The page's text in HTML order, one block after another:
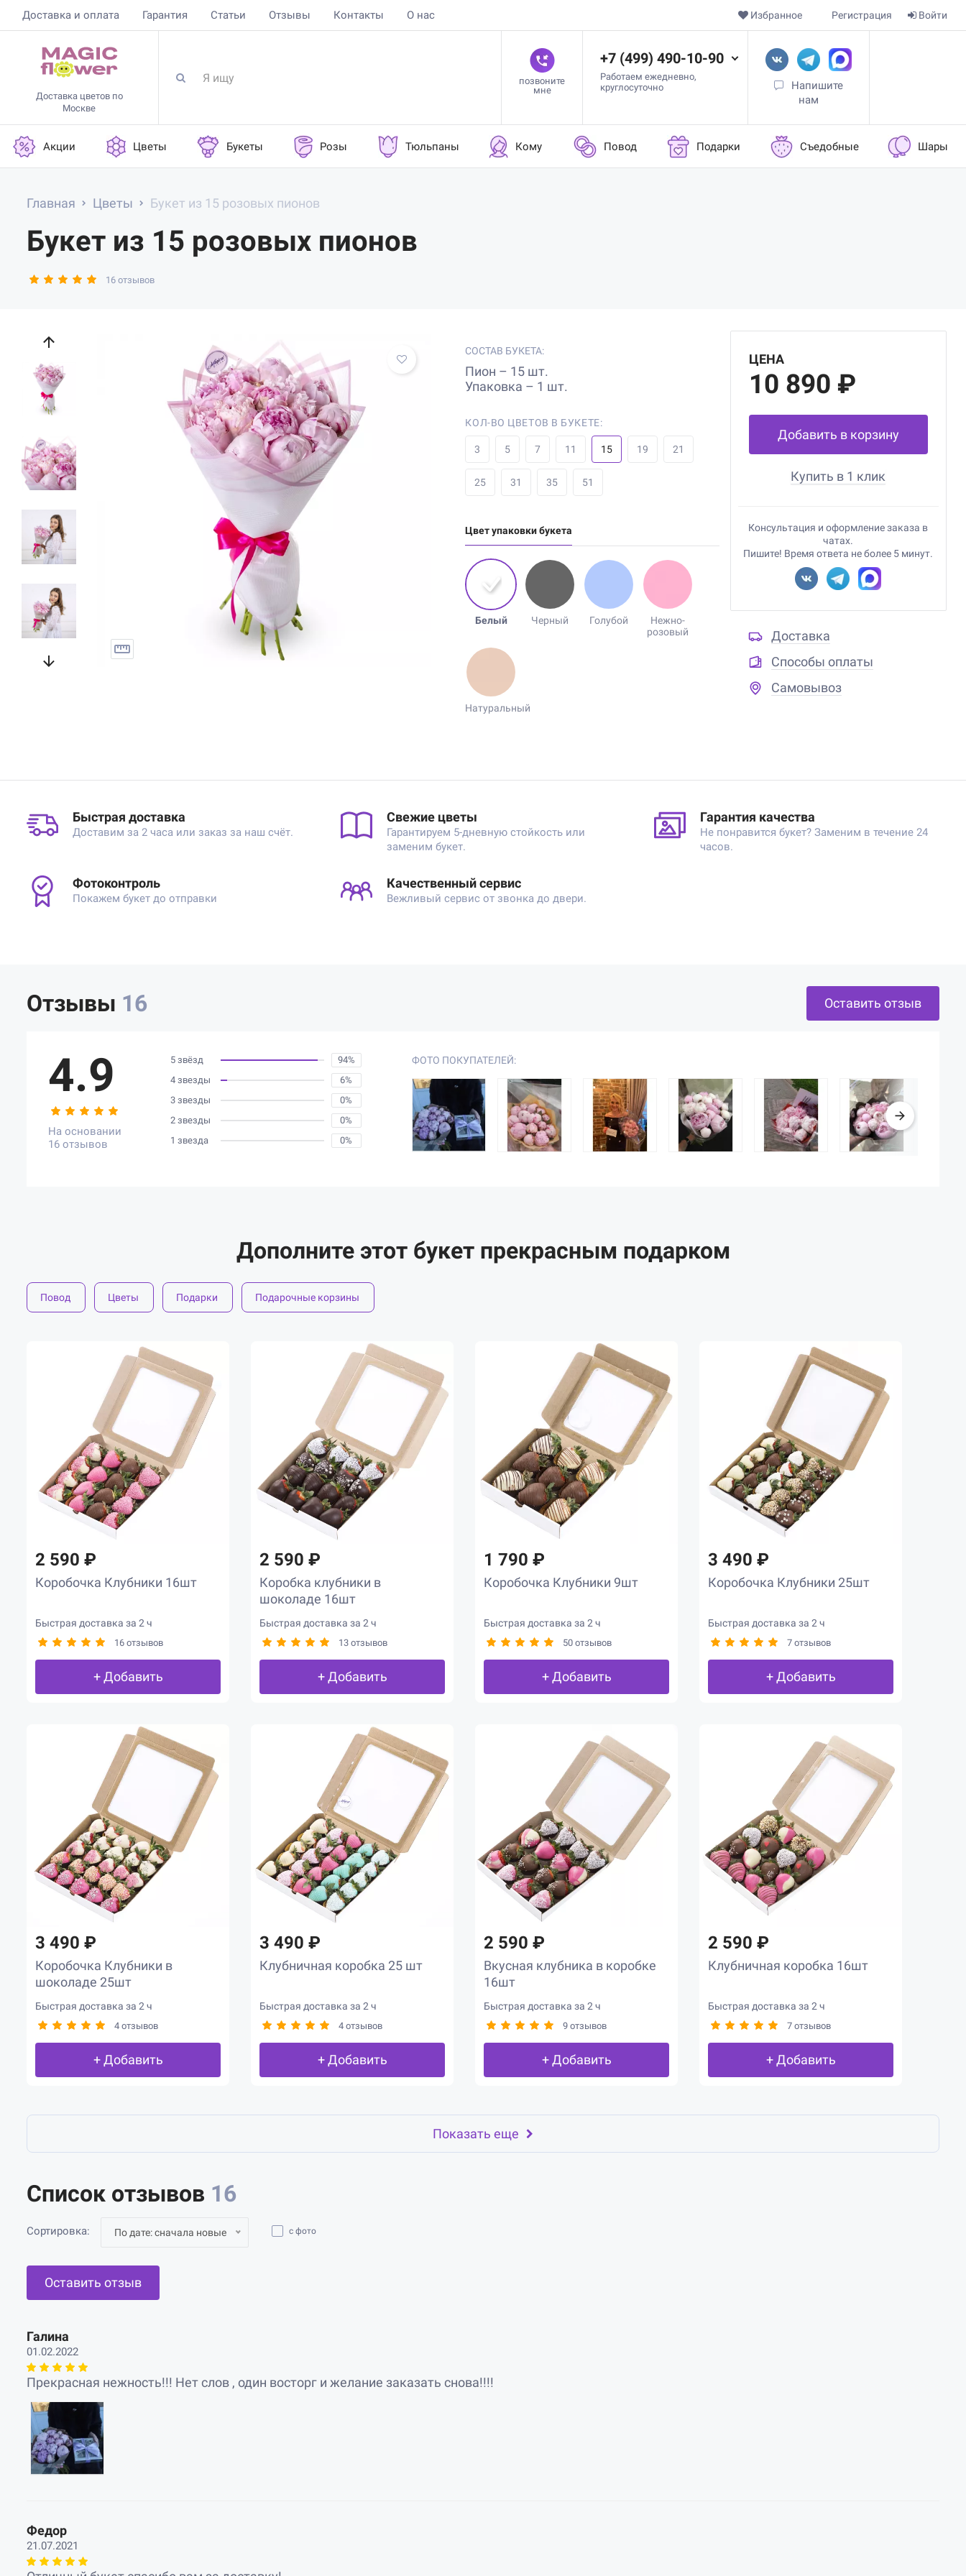
Доставка и оплата Гарантия Статьи Отзывы Контакты О нас Войти
Регистрация
Избранное
Доставка цветов по
Москве
позвоните
мне
+7 (499) 490-10-90
Работаем ежедневно,
круглосуточно
Напишите
нам
Акции Цветы Букеты Розы Тюльпаны Кому Повод Подарки Съедобные Шары
Главная Цветы Букет из 15 розовых пионов
Букет из 15 розовых пионов
16 отзывов
СОСТАВ БУКЕТА:
Пион – 15 шт.
Упаковка – 1 шт.
КОЛ-ВО ЦВЕТОВ В БУКЕТЕ:
3 5 7 11 15 19 21
25 31 35 51
Цвет упаковки букета
Белый Черный Голубой
Нежно-
розовый
Натуральный
ЦЕНА
10 890 ₽
Добавить в корзину
Купить в 1 клик
Консультация и оформление заказа в
чатах.
Пишите! Время ответа не более 5 минут.
Доставка
Способы оплаты
Самовывоз
Быстрая доставка
Доставим за 2 часа или заказ за наш счёт.
Свежие цветы
Гарантируем 5-дневную стойкость или
заменим букет.
Гарантия качества
Не понравится букет? Заменим в течение 24
часов.
Фотоконтроль
Покажем букет до отправки
Качественный сервис
Вежливый сервис от звонка до двери.
Отзывы 16 Оставить отзыв
4.9
На основании
16 отзывов
5 звёзд
94%
4 звезды
6%
3 звезды
0%
2 звезды
0%
1 звезда
0%
ФОТО ПОКУПАТЕЛЕЙ:
Дополните этот букет прекрасным подарком
Повод Цветы Подарки Подарочные корзины
2 590 ₽
Коробочка Клубники 16шт
Быстрая доставка за 2 ч
16 отзывов
+ Добавить
2 590 ₽
Коробка клубники в
шоколаде 16шт
Быстрая доставка за 2 ч
13 отзывов
+ Добавить
1 790 ₽
Коробочка Клубники 9шт
Быстрая доставка за 2 ч
50 отзывов
+ Добавить
3 490 ₽
Коробочка Клубники 25шт
Быстрая доставка за 2 ч
7 отзывов
+ Добавить
3 490 ₽
Коробочка Клубники в
шоколаде 25шт
Быстрая доставка за 2 ч
4 отзывов
+ Добавить
3 490 ₽
Клубничная коробка 25 шт
Быстрая доставка за 2 ч
4 отзывов
+ Добавить
2 590 ₽
Вкусная клубника в коробке
16шт
Быстрая доставка за 2 ч
9 отзывов
+ Добавить
2 590 ₽
Клубничная коробка 16шт
Быстрая доставка за 2 ч
7 отзывов
+ Добавить
Показать еще
Список отзывов 16
Сортировка: По дате: сначала новые с фото
Оставить отзыв
Галина
01.02.2022
Прекрасная нежность!!! Нет слов , один восторг и желание заказать снова!!!!
Федор
21.07.2021